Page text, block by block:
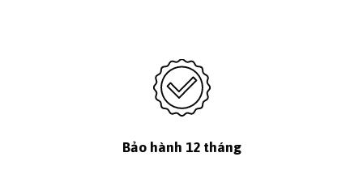
Bảo hành 12 tháng